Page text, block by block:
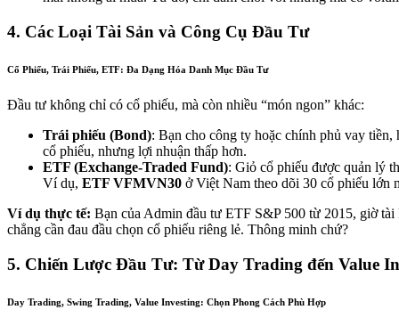
4. Các Loại Tài Sản và Công Cụ Đầu Tư
Cổ Phiếu, Trái Phiếu, ETF: Đa Dạng Hóa Danh Mục Đầu Tư
Đầu tư không chỉ có cổ phiếu, mà còn nhiều “món ngon” khác:
Trái phiếu (Bond): Bạn cho công ty hoặc chính phủ vay tiền,
cổ phiếu, nhưng lợi nhuận thấp hơn.
ETF (Exchange-Traded Fund): Giỏ cổ phiếu được quản lý
Ví dụ, ETF VFMVN30 ở Việt Nam theo dõi 30 cổ phiếu lớn
Ví dụ thực tế: Bạn của Admin đầu tư ETF S&P 500 từ 2015, giờ tài
chẳng cần đau đầu chọn cổ phiếu riêng lẻ. Thông minh chứ?
5. Chiến Lược Đầu Tư: Từ Day Trading đến Value
Day Trading, Swing Trading, Value Investing: Chọn Phong Cách Phù Hợp